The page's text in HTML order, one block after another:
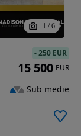
1 / 6
-250 EUR
15 500 EUR
Sub medie